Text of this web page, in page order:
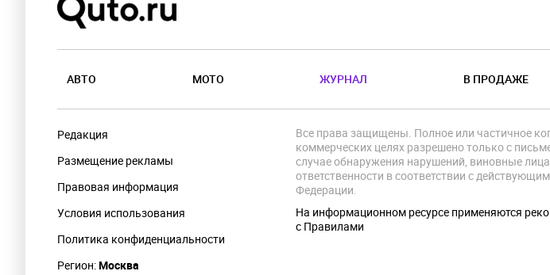
АВТО МОТО ЖУРНАЛ В ПРОДАЖЕ
Редакция
Размещение рекламы
Правовая информация
Условия использования
Политика конфиденциальности
Регион:Москва
Все права защищены. Полное или частичное
коммерческих целях разрешено только с
случае обнаружения нарушений, виновные
ответственности в соответствии с
Федерации.
На информационном ресурсе применяются
с Правилами